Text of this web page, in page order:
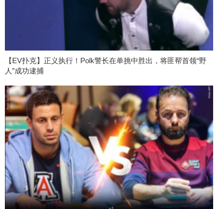
【EV扑克】正义执行！Polk警长在单挑中胜出，将匪帮首领“野
人”成功逮捕